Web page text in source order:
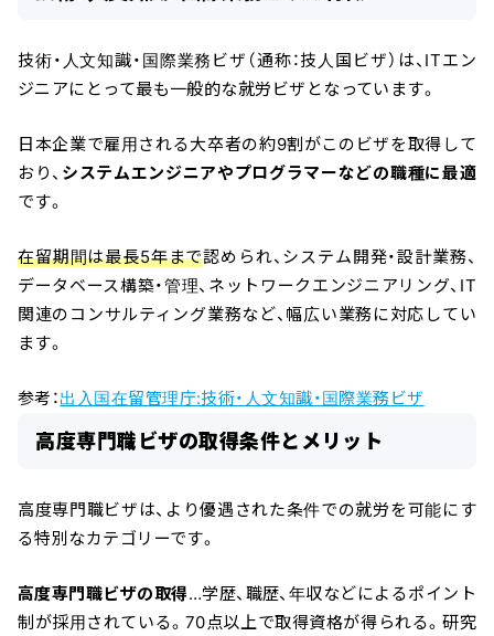
技術・人文知識・国際業務ビザ（通称：技人国ビザ）は、ITエン
ジニアにとって最も一般的な就労ビザとなっています。
日本企業で雇用される大卒者の約9割がこのビザを取得して
おり、 システムエンジニアやプログラマーなどの職種に最適
です。
在留期間は最長5年まで認められ、システム開発・設計業務、
データベース構築・管理、ネットワークエンジニアリング、IT
関連のコンサルティング業務など、幅広い業務に対応してい
ます。
参考：出入国在留管理庁:技術・人文知識・国際業務ビザ
高度専門職ビザの取得条件とメリット
高度専門職ビザは、より優遇された条件での就労を可能にす
る特別なカテゴリーです。
高度専門職ビザの取得…学歴、職歴、年収などによるポイント
制が採用されている。70点以上で取得資格が得られる。研究